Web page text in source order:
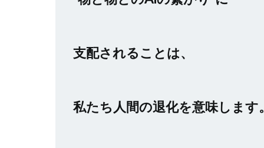
支配されることは、
私たち人間の退化を意味します